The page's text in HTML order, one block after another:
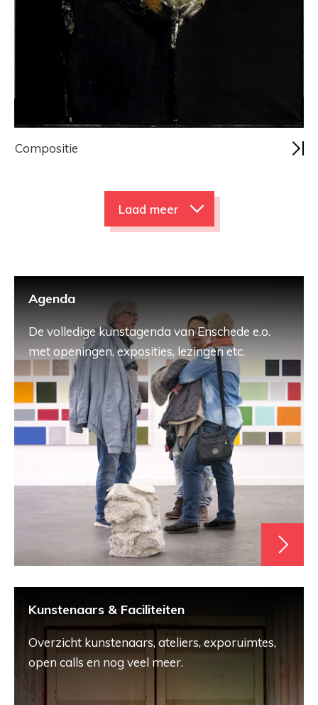
Compositie
Laad meer
Agenda
De volledige kunstagenda van Enschede e.o.
met openingen, exposities, lezingen etc.
Kunstenaars & Faciliteiten
Overzicht kunstenaars, ateliers, exporuimtes,
open calls en nog veel meer.